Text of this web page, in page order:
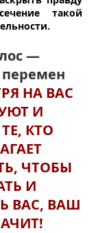
такой
—
перемен
НА ВАС
И
КТО
ЧТОБЫ
И
ВАС, ВАШ